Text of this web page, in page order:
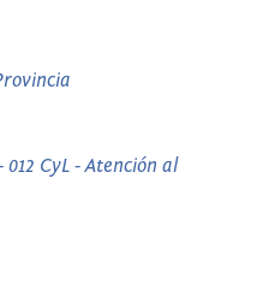
CyL - Atención al